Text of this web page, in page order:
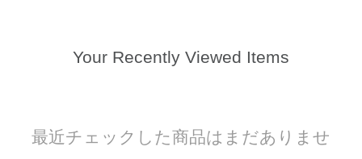
Your Recently Viewed Items
最近チェックした商品はまだありませ